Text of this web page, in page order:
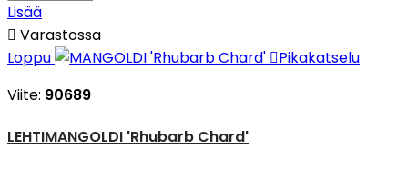
Lisää
 Varastossa
Loppu
Pikakatselu
Viite: 90689
LEHTIMANGOLDI 'Rhubarb Chard'